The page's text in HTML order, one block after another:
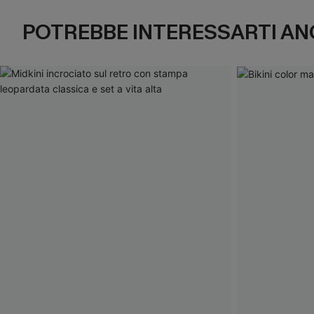
POTREBBE INTERESSARTI